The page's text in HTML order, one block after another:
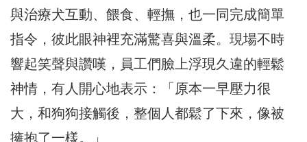
與治療犬互動、餵食、輕撫，也一同完成簡單
指令，彼此眼神裡充滿驚喜與溫柔。現場不時
響起笑聲與讚嘆，員工們臉上浮現久違的輕鬆
神情，有人開心地表示：「原本一早壓力很
大，和狗狗接觸後，整個人都鬆了下來，像被
擁抱了一樣。」